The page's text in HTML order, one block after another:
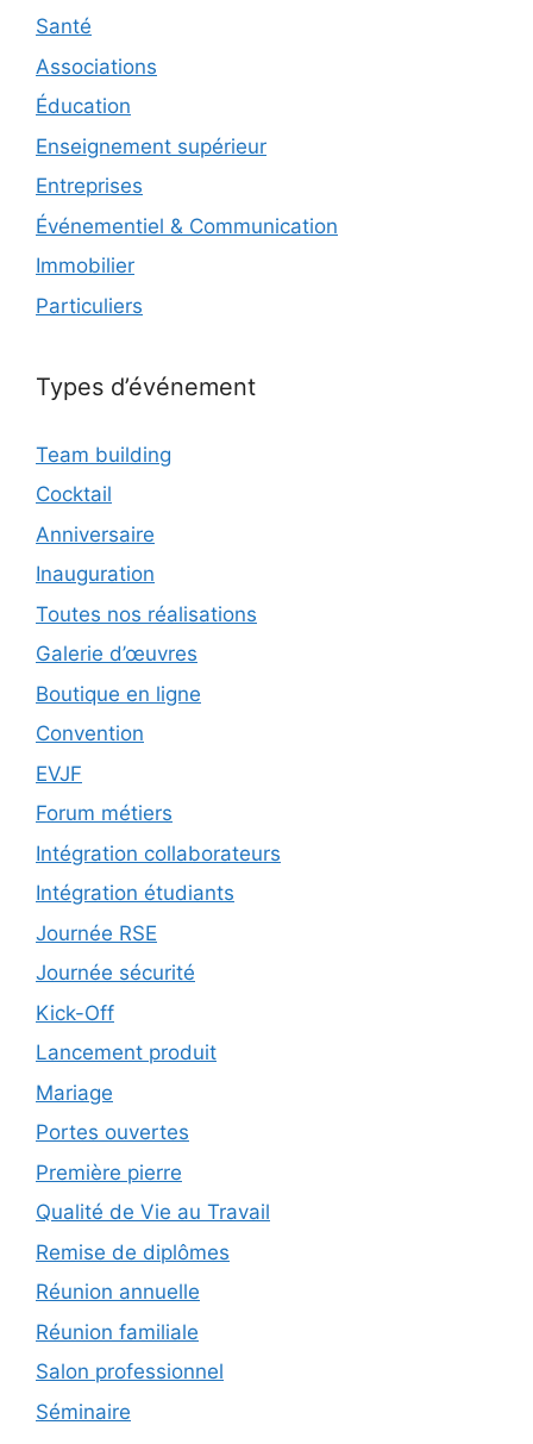
Santé
Associations
Éducation
Enseignement supérieur
Entreprises
Événementiel & Communication
Immobilier
Particuliers
Types d’événement
Team building
Cocktail
Anniversaire
Inauguration
Toutes nos réalisations
Galerie d’œuvres
Boutique en ligne
Convention
EVJF
Forum métiers
Intégration collaborateurs
Intégration étudiants
Journée RSE
Journée sécurité
Kick-Off
Lancement produit
Mariage
Portes ouvertes
Première pierre
Qualité de Vie au Travail
Remise de diplômes
Réunion annuelle
Réunion familiale
Salon professionnel
Séminaire